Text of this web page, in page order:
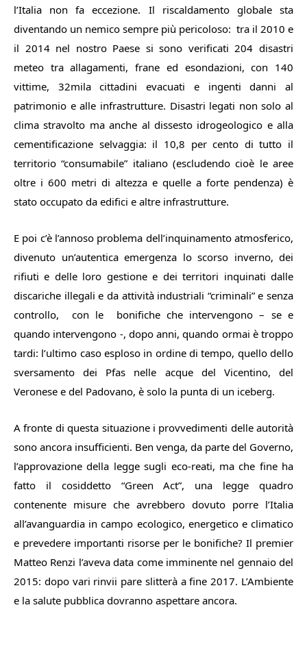
l’Italia non fa eccezione. Il riscaldamento globale sta
diventando un nemico sempre più pericoloso: tra il 2010 e
il 2014 nel nostro Paese si sono verificati 204 disastri
meteo tra allagamenti, frane ed esondazioni, con 140
vittime, 32mila cittadini evacuati e ingenti danni al
patrimonio e alle infrastrutture. Disastri legati non solo al
clima stravolto ma anche al dissesto idrogeologico e alla
cementificazione selvaggia: il 10,8 per cento di tutto il
territorio “consumabile” italiano (escludendo cioè le aree
oltre i 600 metri di altezza e quelle a forte pendenza) è
stato occupato da edifici e altre infrastrutture.
E poi c’è l’annoso problema dell’inquinamento atmosferico,
divenuto un’autentica emergenza lo scorso inverno, dei
rifiuti e delle loro gestione e dei territori inquinati dalle
discariche illegali e da attività industriali “criminali” e senza
controllo, con le bonifiche che intervengono – se e
quando intervengono -, dopo anni, quando ormai è troppo
tardi: l’ultimo caso esploso in ordine di tempo, quello dello
sversamento dei Pfas nelle acque del Vicentino, del
Veronese e del Padovano, è solo la punta di un iceberg.
A fronte di questa situazione i provvedimenti delle autorità
sono ancora insufficienti. Ben venga, da parte del Governo,
l’approvazione della legge sugli eco-reati, ma che fine ha
fatto il cosiddetto “Green Act”, una legge quadro
contenente misure che avrebbero dovuto porre l’Italia
all’avanguardia in campo ecologico, energetico e climatico
e prevedere importanti risorse per le bonifiche? Il premier
Matteo Renzi l’aveva data come imminente nel gennaio del
2015: dopo vari rinvii pare slitterà a fine 2017. L’Ambiente
e la salute pubblica dovranno aspettare ancora.